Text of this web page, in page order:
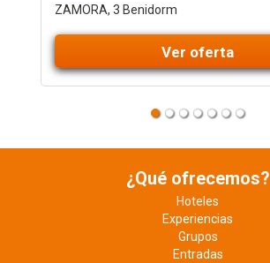
ZAMORA, 3 Benidorm
Ver oferta
¿Qué ofrecemos?
Hoteles
Experiencias
Grupos
Entradas